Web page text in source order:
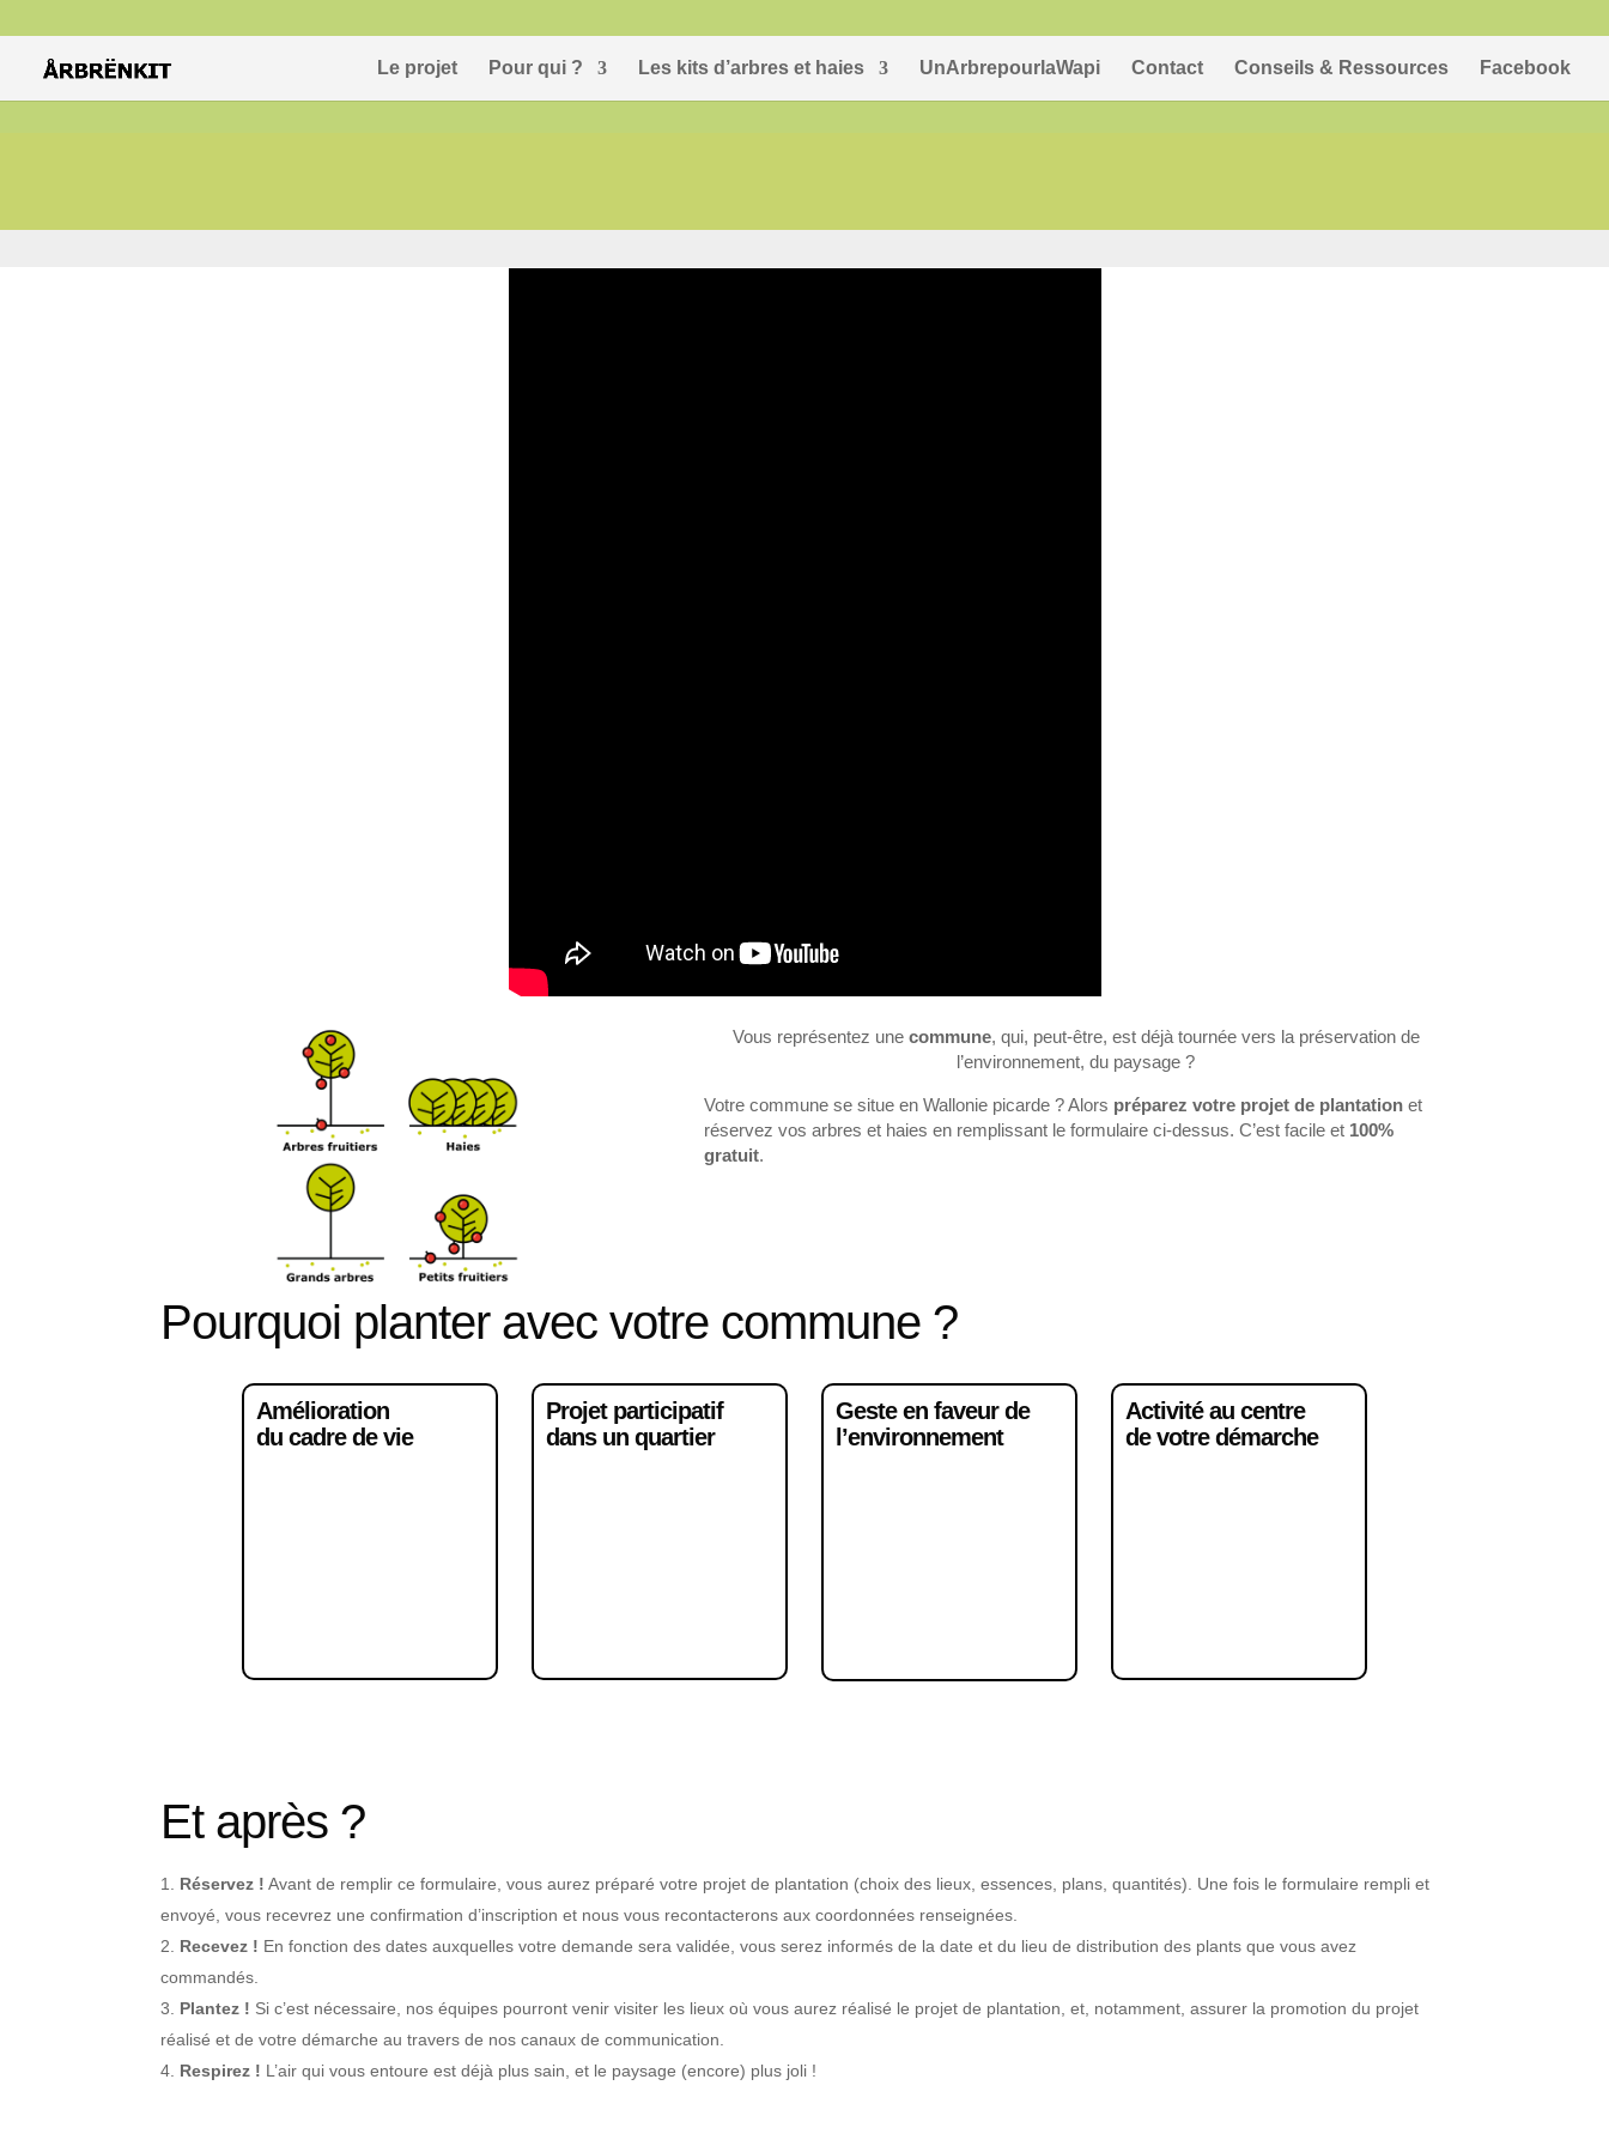
Le projet Pour qui ? Les kits d’arbres et haies UnArbrepourlaWapi Contact Conseils & Ressources Facebook
Vous représentez une commune, qui, peut-être, est déjà tournée vers la préservation de
l’environnement, du paysage ?
Votre commune se situe en Wallonie picarde ? Alors préparez votre projet de plantation et
réservez vos arbres et haies en remplissant le formulaire ci-dessus. C’est facile et 100%
gratuit.
Pourquoi planter avec votre commune ?
Amélioration
du cadre de vie
Projet participatif
dans un quartier
Geste en faveur de
l’environnement
Activité au centre
de votre démarche
Et après ?
Réservez ! Avant de remplir ce formulaire, vous aurez préparé votre projet de plantation (choix des lieux, essences, plans, quantités). Une fois le formulaire rempli et
envoyé, vous recevrez une confirmation d’inscription et nous vous recontacterons aux coordonnées renseignées.
Recevez ! En fonction des dates auxquelles votre demande sera validée, vous serez informés de la date et du lieu de distribution des plants que vous avez
commandés.
Plantez ! Si c’est nécessaire, nos équipes pourront venir visiter les lieux où vous aurez réalisé le projet de plantation, et, notamment, assurer la promotion du projet
réalisé et de votre démarche au travers de nos canaux de communication.
Respirez ! L’air qui vous entoure est déjà plus sain, et le paysage (encore) plus joli !